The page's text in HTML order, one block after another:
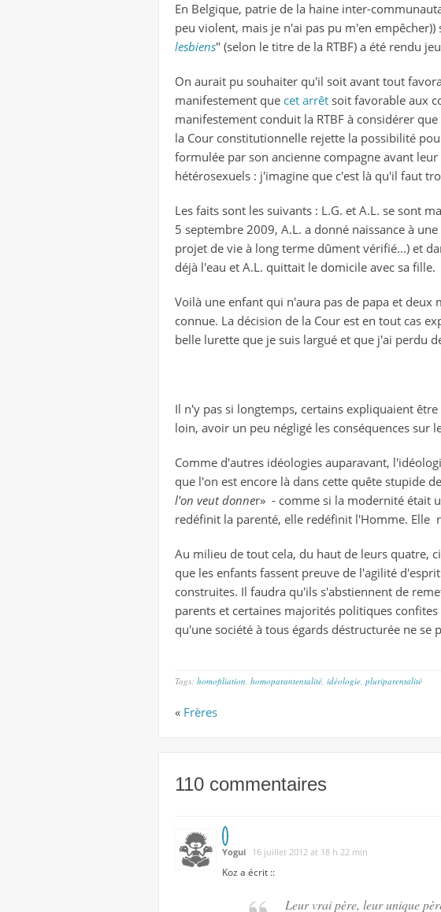
En Belgique, patrie de la haine inter-
peu violent, mais je n'ai pas pu m'en
lesbiens" (selon le titre de la RTBF) a été rendu
On aurait pu souhaiter qu'il soit avant tout
manifestement que cet arrêt soit favorable aux
manifestement conduit la RTBF à considérer
la Cour constitutionnelle rejette la possibilité
formulée par son ancienne compagne avant
hétérosexuels : j'imagine que c'est là qu'il faut
Les faits sont les suivants : L.G. et A.L. se sont
5 septembre 2009, A.L. a donné naissance à
projet de vie à long terme dûment vérifié...) et
déjà l'eau et A.L. quittait le domicile avec sa fille.
Voilà une enfant qui n'aura pas de papa et
connue. La décision de la Cour est en tout cas
belle lurette que je suis largué et que j'ai perdu
Il n'y pas si longtemps, certains expliquaient
loin, avoir un peu négligé les conséquences
Comme d'autres idéologies auparavant,
que l'on est encore là dans cette quête stupide
l'on veut donner» - comme si la modernité était
redéfinit la parenté, elle redéfinit l'Homme. Elle
Au milieu de tout cela, du haut de leurs quatre,
que les enfants fassent preuve de l'agilité
construites. Il faudra qu'ils s'abstiennent de
parents et certaines majorités politiques
qu'une société à tous égards déstructurée ne se
Tags: homofiliation, homoparantentalité, idéologie, pluriparentalité
« Frères
110 commentaires
Yogui 16 juillet 2012 at 18 h 22 min
Koz a écrit ::
Leurvraipère, leurunique